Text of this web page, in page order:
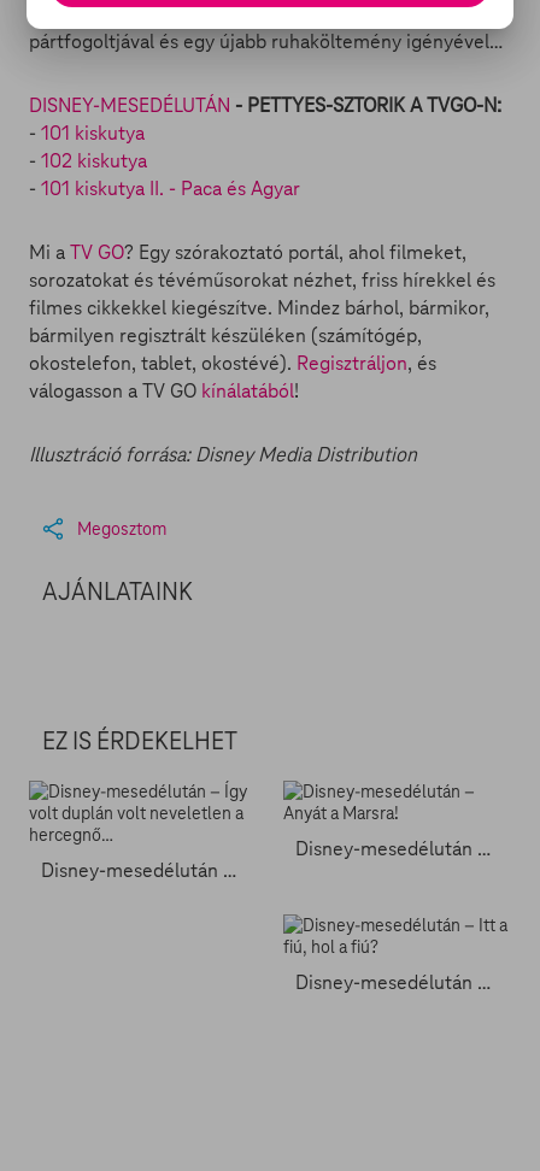
is felbukkan, mégpedig egy pöttyöket festő
pártfogoltjával és egy újabb ruhaköltemény igényével…
DISNEY-MESEDÉLUTÁN - PETTYES-SZTORIK A TVGO-N:
- 101 kiskutya
- 102 kiskutya
- 101 kiskutya II. - Paca és Agyar
Mi aTV GO? Egy szórakoztató portál, ahol filmeket,
sorozatokat és tévéműsorokat nézhet, friss hírekkel és
filmes cikkekkel kiegészítve. Mindez bárhol, bármikor,
bármilyen regisztrált készüléken (számítógép,
okostelefon, tablet, okostévé). Regisztráljon, és
válogasson a TV GO kínálatából!
Illusztráció forrása: Disney Media Distribution
Megosztom
AJÁNLATAINK
EZ IS ÉRDEKELHET
Disney-mesedélután – Így volt duplán volt neveletlen a hercegnő…
Disney-mesedélután – Anyát a Marsra!
Disney-mesedélután – Itt a fiú, hol a fiú?